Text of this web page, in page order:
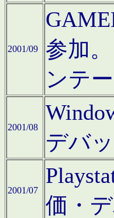
2001/09
参加
ンテ
2001/08
デバ
2001/07
価・